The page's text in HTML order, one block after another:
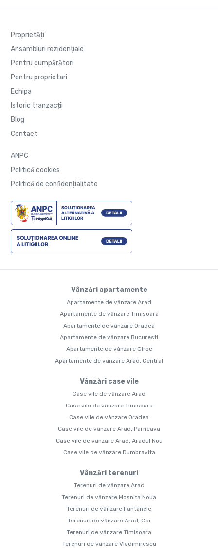
Proprietăți
Ansambluri rezidențiale
Pentru cumpărători
Pentru proprietari
Echipa
Istoric tranzacții
Blog
Contact
ANPC
Politică cookies
Politică de confidențialitate
Vânzări apartamente
Apartamente de vânzare Arad
Apartamente de vânzare Timisoara
Apartamente de vânzare Oradea
Apartamente de vânzare Bucuresti
Apartamente de vânzare Giroc
Apartamente de vânzare Arad, Central
Vânzări case vile
Case vile de vânzare Arad
Case vile de vânzare Timisoara
Case vile de vânzare Oradea
Case vile de vânzare Arad, Parneava
Case vile de vânzare Arad, Aradul Nou
Case vile de vânzare Dumbravita
Vânzări terenuri
Terenuri de vânzare Arad
Terenuri de vânzare Mosnita Noua
Terenuri de vânzare Fantanele
Terenuri de vânzare Arad, Gai
Terenuri de vânzare Timisoara
Terenuri de vânzare Vladimirescu